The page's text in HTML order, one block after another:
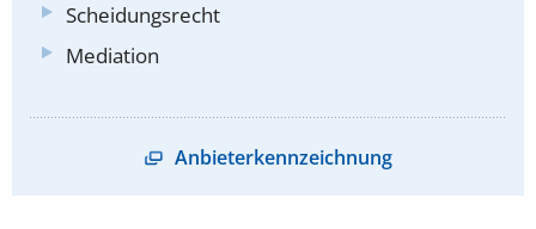
Scheidungsrecht
Mediation
Anbieterkennzeichnung